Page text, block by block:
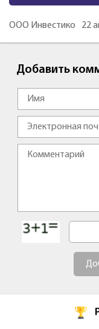
ООО Инвестико 22
Добавить